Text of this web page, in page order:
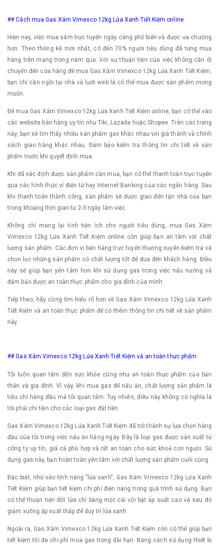
## Cách mua Gas Xám Vimexco 12kg Lửa Xanh Tiết Kiệm online
Hiện nay, việc mua sắm trực tuyến ngày càng phổ biến và được ưa chuộng
hơn. Theo thống kê mới nhất, có đến 70% người tiêu dùng đã từng mua
hàng trên mạng trong năm qua. Với sự thuận tiện của việc không cần di
chuyển đến cửa hàng để mua Gas Xám Vimexco 12kg Lửa Xanh Tiết Kiệm,
bạn chỉ cần ngồi tại nhà và lướt web là có thể mua được sản phẩm mong
muốn.
Để mua Gas Xám Vimexco 12kg Lửa Xanh Tiết Kiệm online, bạn có thể vào
các website bán hàng uy tín như Tiki, Lazada hoặc Shopee. Trên các trang
này, bạn sẽ tìm thấy nhiều sản phẩm gas khác nhau với giá thành và chính
sách giao hàng khác nhau. Đảm bảo kiểm tra thông tin chi tiết về sản
phẩm trước khi quyết định mua.
Khi đã xác định được sản phẩm cần mua, bạn có thể thanh toán trực tuyến
qua các hình thức ví điện tử hay Internet Banking của các ngân hàng. Sau
khi thanh toán thành công, sản phẩm sẽ được giao đến tận nhà của bạn
trong khoảng thời gian từ 2-3 ngày làm việc.
Không chỉ mang lại tính tiện ích cho người tiêu dùng, mua Gas Xám
Vimexco 12kg Lửa Xanh Tiết Kiệm online còn giúp bạn an tâm với chất
lượng sản phẩm. Các đơn vị bán hàng trực tuyến thường xuyên kiểm tra và
chọn lọc những sản phẩm có chất lượng tốt để đưa đến khách hàng. Điều
này sẽ giúp bạn yên tâm hơn khi sử dụng gas trong việc nấu nướng và
đảm bảo được an toàn thực phẩm cho gia đình của mình.
Tiếp theo, hãy cùng tìm hiểu rõ hơn về Gas Xám Vimexco 12kg Lửa Xanh
Tiết Kiệm và an toàn thực phẩm để có thêm thông tin chi tiết về sản phẩm
này.
## Gas Xám Vimexco 12kg Lửa Xanh Tiết Kiệm và an toàn thực phẩm
Tôi luôn quan tâm đến sức khỏe cũng như an toàn thực phẩm của bản
thân và gia đình. Vì vậy, khi mua gas để nấu ăn, chất lượng sản phẩm là
tiêu chí hàng đầu mà tôi quan tâm. Tuy nhiên, điều này không có nghĩa là
tôi phải chi tiền cho các loại gas đắt tiền.
Gas Xám Vimexco 12kg Lửa Xanh Tiết Kiệm đã trở thành sự lựa chọn hàng
đầu của tôi trong việc nấu ăn hằng ngày. Đây là loại gas được sản xuất từ
công ty uy tín, giá cả phù hợp và rất an toàn cho sức khoẻ con người. Sử
dụng gas này, bạn hoàn toàn yên tâm với chất lượng sản phẩm cuối cùng.
Đặc biệt, nhờ vào tính năng "lửa xanh", Gas Xám Vimexco 12kg Lửa Xanh
Tiết Kiệm giúp bạn tiết kiệm chi phí điện năng trong quá trình sử dụng. Bạn
có thể thuận tiện đốt lửa chỉ bằng một cái vòi bật áp suất cao và sau đó
giảm xuống áp suất thấp để duy trì lửa xanh.
Ngoài ra, Gas Xám Vimexco 12kg Lửa Xanh Tiết Kiệm còn có thể giúp bạn
tiết kiệm tối đa chi phí mua gas trong dài hạn. Bằng cách sử dụng thiết bị